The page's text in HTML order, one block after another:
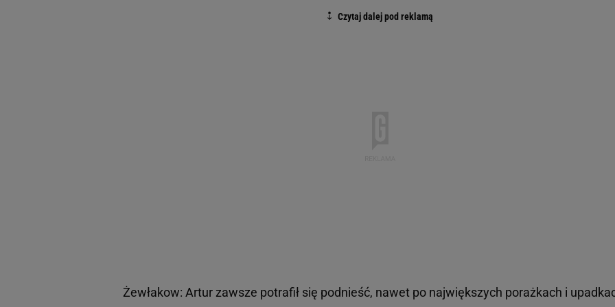
Żewłakow: Artur zawsze potrafił się podnieść, nawet po największych porażkach i